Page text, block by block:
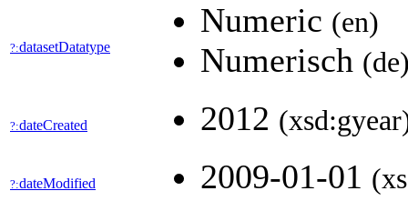
?:datasetDatatype
Numeric (en)
Numerisch
?:dateCreated 2012
?:dateModified 2009-01-01